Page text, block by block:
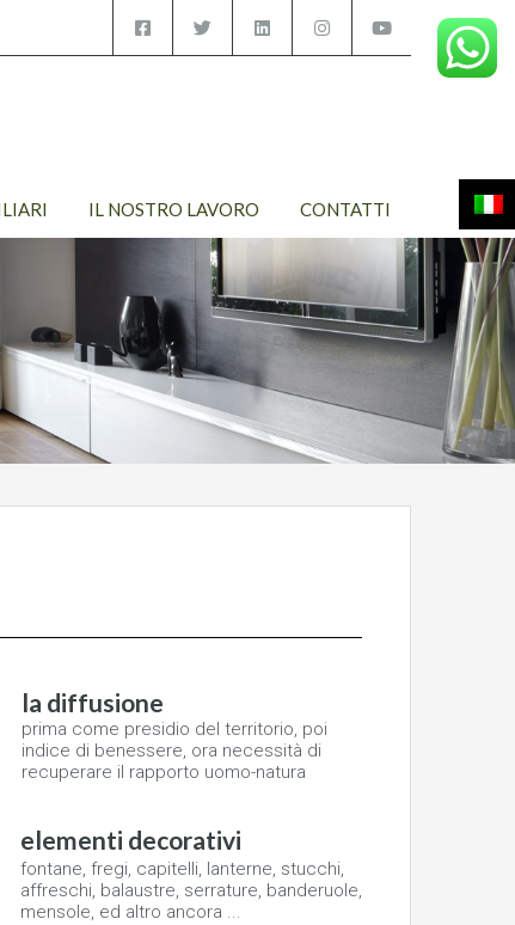
IL NOSTRO LAVORO CONTATTI
la diffusione
prima come presidio del territorio, poi
indice di benessere, ora necessità di
recuperare il rapporto uomo-natura
elementi decorativi
fontane, fregi, capitelli, lanterne, stucchi,
affreschi, balaustre, serrature, banderuole,
mensole, ed altro ancora ...